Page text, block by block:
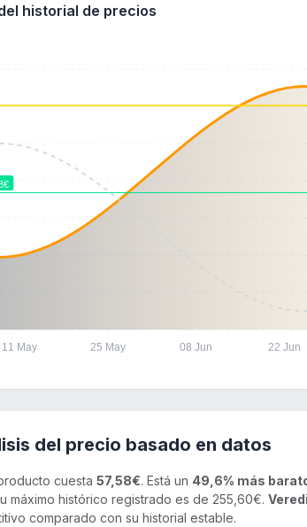
historial de precios
11 May 25 May 08 Jun 22 Jun
del precio basado en datos
cuesta 57,58€. Está un 49,6% más
máximo histórico registrado es de 255,60€.
comparado con su historial estable.